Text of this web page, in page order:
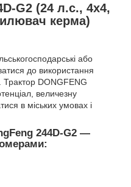
G2 (24 л.с., 4х4,
керма)
або
до використання
Трактор DONGFENG
величезну
в міських умовах і
244D-G2 —